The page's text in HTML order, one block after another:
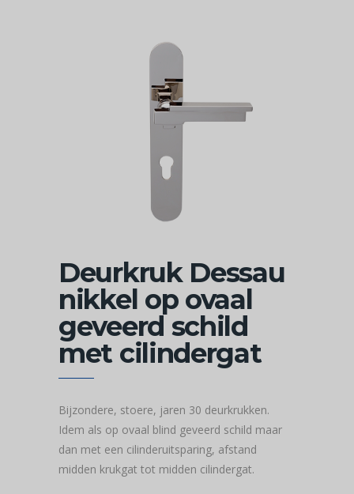
Deurkruk Dessau
nikkel op ovaal
geveerd schild
met cilindergat
Bijzondere, stoere, jaren 30 deurkrukken.
Idem als op ovaal blind geveerd schild maar
dan met een cilinderuitsparing, afstand
midden krukgat tot midden cilindergat.